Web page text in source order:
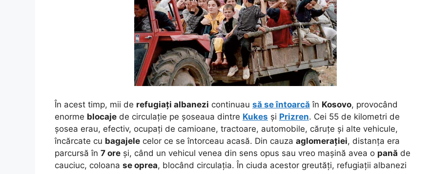
În acest timp, mii de refugiați albanezi continuau să se întoarcă în Kosovo, provocând
enorme blocaje de circulație pe șoseaua dintre Kukes și Prizren. Cei 55 de kilometri de
șosea erau, efectiv, ocupați de camioane, tractoare, automobile, căruțe și alte vehicule,
încărcate cu bagajele celor ce se întorceau acasă. Din cauza aglomerației, distanța era
parcursă în 7 ore și, când un vehicul venea din sens opus sau vreo mașină avea o pană de
cauciuc, coloana se oprea, blocând circulația. În ciuda acestor greutăți, refugiații albanezi